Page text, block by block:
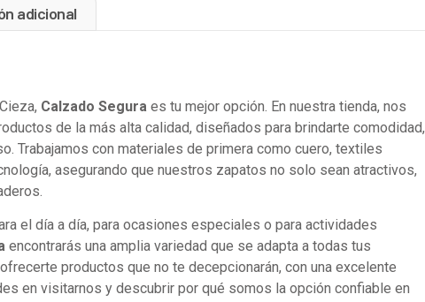
adicional
Calzado Segura es tu mejor opción. En nuestra tienda, nos
de la más alta calidad, diseñados para brindarte comodidad,
Trabajamos con materiales de primera como cuero, textiles
asegurando que nuestros zapatos no solo sean atractivos,
el día a día, para ocasiones especiales o para actividades
encontrarás una amplia variedad que se adapta a todas tus
productos que no te decepcionarán, con una excelente
en visitarnos y descubrir por qué somos la opción confiable en